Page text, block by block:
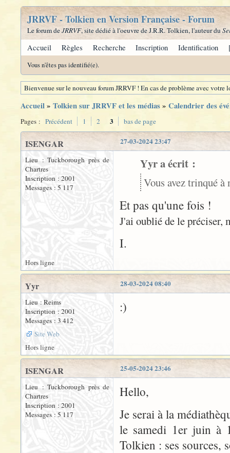
JRRVF - Tolkien en Version Française - Forum
Le forum deJRRVF, site dédié à l'oeuvre de J.R.R. Tolkien, l'auteur du
Accueil Règles Recherche Inscription Identification
Vous n'êtes pas identifié(e).
Bienvenue sur le nouveau forum JRRVF ! En cas de problème avec
Accueil» Tolkien sur JRRVF et les médias» Calendrier des
Pages : Précédent 1 2 3 bas de page
27-03-2024 23:47
ISENGAR
Lieu : Tuckborough près de
Chartres
Inscription : 2001
Messages : 5 117
Yyr a écrit :
Vous avez trinqué
Et pas qu'une fois !
J'ai oublié de le préciser,
I.
Hors ligne
28-03-2024 08:40
Yyr
Lieu : Reims
Inscription : 2001
Messages : 3 412
Site Web
:)
Hors ligne
25-05-2024 23:46
ISENGAR
Lieu : Tuckborough près de
Chartres
Inscription : 2001
Messages : 5 117
Hello,
Je serai à la
le samedi 1er juin à
Tolkien : ses sources,